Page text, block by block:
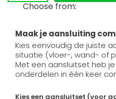
Choose from:
Maak je aansluiting
Kies eenvoudig de juiste
situatie (vloer-, wand- of
Met een aansluitset heb
onderdelen in één keer
Kies een aansluitset (voor